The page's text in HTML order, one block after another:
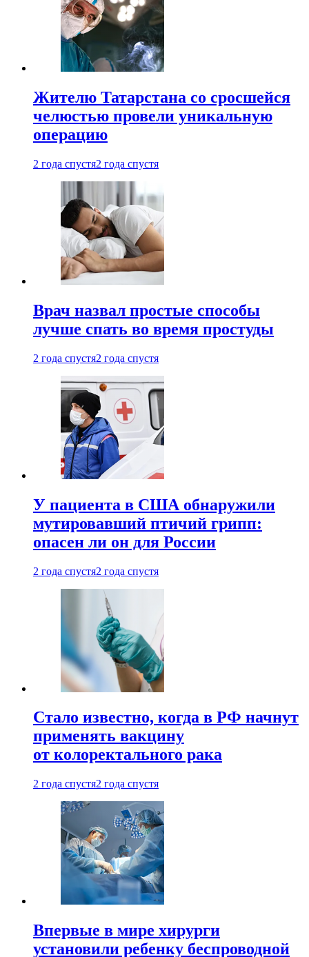
Жителю Татарстана со сросшейся
челюстью провели уникальную
операцию
2 года спустя2 года спустя
Врач назвал простые способы
лучше спать во время простуды
2 года спустя2 года спустя
У пациента в США обнаружили
мутировавший птичий грипп:
опасен ли он для России
2 года спустя2 года спустя
Стало известно, когда в РФ начнут
применять вакцину
от колоректального рака
2 года спустя2 года спустя
Впервые в мире хирурги
установили ребенку беспроводной